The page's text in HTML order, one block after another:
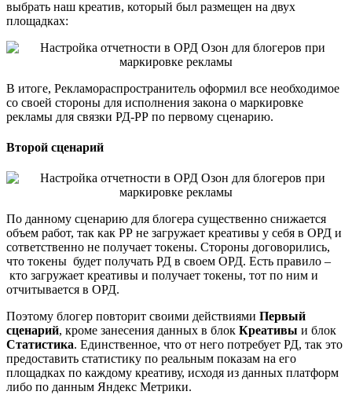
выбрать наш креатив, который был размещен на двух
площадках:
В итоге, Рекламораспространитель оформил все необходимое
со своей стороны для исполнения закона о маркировке
рекламы для связки РД-РР по первому сценарию.
Второй сценарий
По данному сценарию для блогера существенно снижается
объем работ, так как РР не загружает креативы у себя в ОРД и
сответственно не получает токены. Стороны договорились,
что токены будет получать РД в своем ОРД. Есть правило –
кто загружает креативы и получает токены, тот по ним и
отчитывается в ОРД.
Поэтому блогер повторит своими действиями Первый
сценарий, кроме занесения данных в блок Креативы и блок
Статистика. Единственное, что от него потребует РД, так это
предоставить статистику по реальным показам на его
площадках по каждому креативу, исходя из данных платформ
либо по данным Яндекс Метрики.